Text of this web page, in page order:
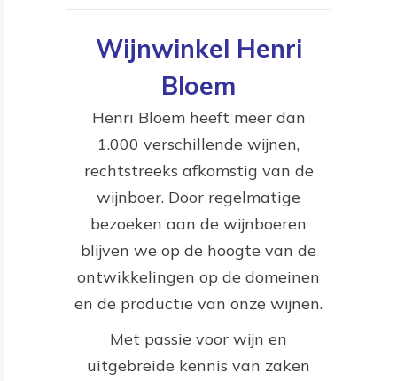
Wijnwinkel Henri
Bloem
Henri Bloem heeft meer dan
1.000 verschillende wijnen,
rechtstreeks afkomstig van de
wijnboer. Door regelmatige
bezoeken aan de wijnboeren
blijven we op de hoogte van de
ontwikkelingen op de domeinen
en de productie van onze wijnen.
Met passie voor wijn en
uitgebreide kennis van zaken